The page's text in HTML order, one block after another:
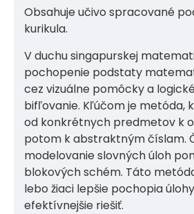
Obsahuje učivo spracované
kurikula.
V duchu singapurskej
pochopenie podstaty
cez vizuálne pomôcky a
bifľovanie. Kľúčom je metóda,
od konkrétnych predmetov k
potom k abstraktným číslam.
modelovanie slovných úloh
blokových schém. Táto
lebo žiaci lepšie pochopia
efektívnejšie riešiť.